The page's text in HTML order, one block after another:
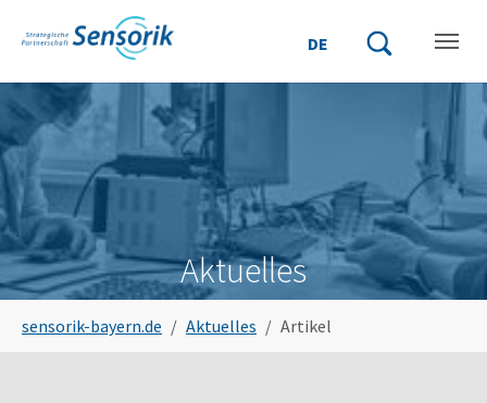
Zum Hauptinhalt springen
Skip to page footer
DE
Suchbegriff
Aktuelles
sensorik-bayern.de Aktuelles Artikel